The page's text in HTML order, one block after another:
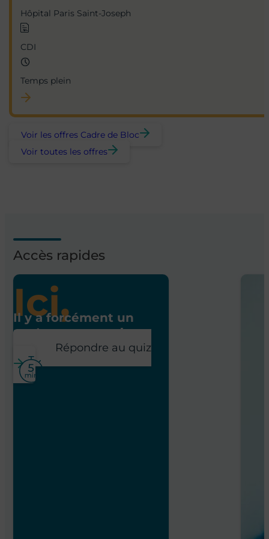
Hôpital Paris Saint-Joseph
CDI
Temps plein
Voir les offres Cadre de Bloc
Voir toutes les offres
Accès rapides
Ici,
Il y a forcément un
poste pour vous !
Répondre au quiz